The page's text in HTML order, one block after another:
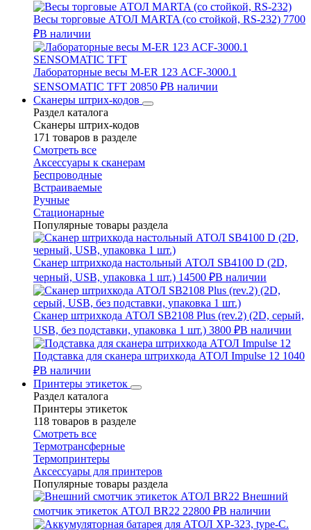
Весы торговые АТОЛ MARTA (со стойкой, RS-232) 7700
₽В наличии
Лабораторные весы M-ER 123 АCF-3000.1
SENSOMATIC TFT 20850 ₽В наличии
Сканеры штрих-кодов
Раздел каталога
Сканеры штрих-кодов
171 товаров в разделе
Смотреть все
Аксессуары к сканерам
Беспроводные
Встраиваемые
Ручные
Стационарные
Популярные товары раздела
Сканер штрихкода настольный АТОЛ SB4100 D (2D,
черный, USB, упаковка 1 шт.) 14500 ₽В наличии
Сканер штрихкода АТОЛ SB2108 Plus (rev.2) (2D, серый,
USB, без подставки, упаковка 1 шт.) 3800 ₽В наличии
Подставка для сканера штрихкода АТОЛ Impulse 12 1040
₽В наличии
Принтеры этикеток
Раздел каталога
Принтеры этикеток
118 товаров в разделе
Смотреть все
Термотрансферные
Термопринтеры
Аксессуары для принтеров
Популярные товары раздела
Внешний
смотчик этикеток АТОЛ BR22 22800 ₽В наличии